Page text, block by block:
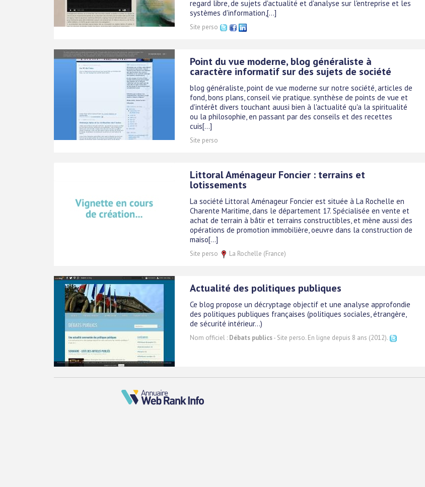
regard libre, de sujets d'actualité et d'analyse sur l'entreprise et les
systèmes d'information,[...]
Site perso
Point du vue moderne, blog généraliste à
caractère informatif sur des sujets de société
blog généraliste, point de vue moderne sur notre société, articles de
fond, bons plans, conseil vie pratique. synthèse de points de vue et
d'intérêt divers touchant auusi bien à l'actualité qu'a la spiritualité
ou la philosophie, en passant par des conseils et des recettes
cuis[...]
Site perso
Littoral Aménageur Foncier : terrains et
lotissements
La société Littoral Aménageur Foncier est située à La Rochelle en
Charente Maritime, dans le département 17. Spécialisée en vente et
achat de terrain à bâtir et terrains constructibles, et mène aussi des
opérations de promotion immobilière, oeuvre dans la construction de
maiso[...]
Site perso La Rochelle (France)
Actualité des politiques publiques
Ce blog propose un décryptage objectif et une analyse approfondie
des politiques publiques françaises (politiques sociales, étrangère,
de sécurité intérieur...)
Nom officiel : Débats publics- Site perso. En ligne depuis 8 ans (2012).